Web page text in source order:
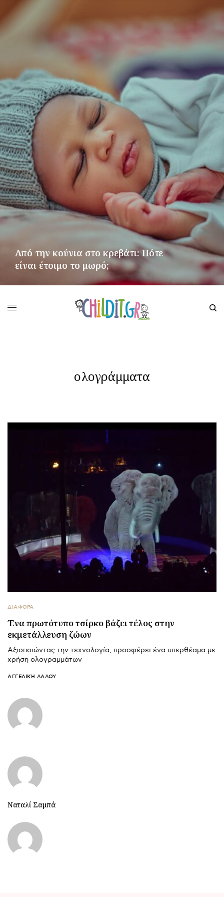
Από την κούνια στο κρεβάτι: Πότε
είναι έτοιμο το μωρό;
ολογράμματα
ΔΙΑΦΟΡΑ
Ένα πρωτότυπο τσίρκο βάζει τέλος στην
εκμετάλλευση ζώων
Αξιοποιώντας την τεχνολογία, προσφέρει ένα υπερθέαμα με
χρήση ολογραμμάτων
ΑΓΓΕΛΙΚΉ ΛΆΛΟΥ
Ναταλί Σαμπά